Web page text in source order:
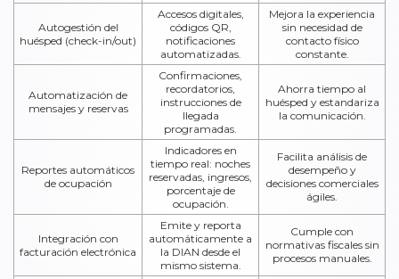
Autogestión del
huésped (check-in/out)
Accesos digitales,
códigos QR,
notificaciones
automatizadas.
Mejora la experiencia
sin necesidad de
contacto físico
constante.
Automatización de
mensajes y reservas
Confirmaciones,
recordatorios,
instrucciones de
llegada
programadas.
Ahorra tiempo al
huésped y estandariza
la comunicación.
Reportes automáticos
de ocupación
Indicadores en
tiempo real: noches
reservadas, ingresos,
porcentaje de
ocupación.
Facilita análisis de
desempeño y
decisiones comerciales
ágiles.
Integración con
facturación electrónica
Emite y reporta
automáticamente a
la DIAN desde el
mismo sistema.
Cumple con
normativas fiscales sin
procesos manuales.